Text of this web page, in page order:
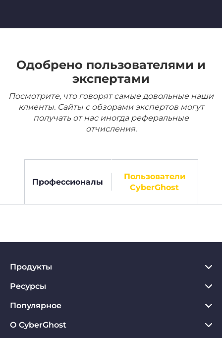
Одобрено пользователями и
экспертами
Посмотрите, что говорят самые довольные наши
клиенты. Сайты с обзорами экспертов могут
получать от нас иногда реферальные
отчисления.
Профессионалы
Пользователи
CyberGhost
Продукты
VPN для PC
VPN для Chrome
VPN для Mac
Ресурсы
Что такое VPN
Хаб по конфиденциальности
Популярное
Отзывы о CyberGhost VPN
О CyberGhost